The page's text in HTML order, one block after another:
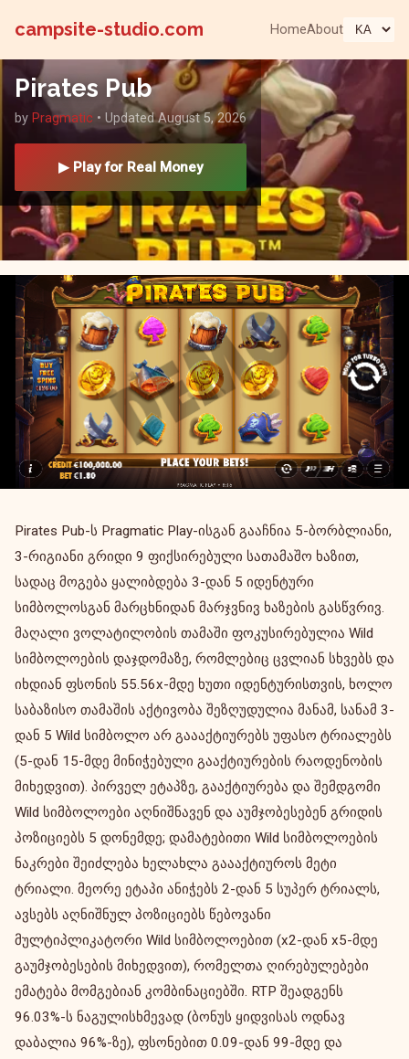
campsite-studio.com HomeAbout
Pirates Pub
by Pragmatic • Updated August 5, 2026
▶ Play for Real Money
Pirates Pub-ს Pragmatic Play-ისგან გააჩნია 5-ბორბლიანი,
3-რიგიანი გრიდი 9 ფიქსირებული სათამაშო ხაზით,
სადაც მოგება ყალიბდება 3-დან 5 იდენტური
სიმბოლოსგან მარცხნიდან მარჯვნივ ხაზების გასწვრივ.
მაღალი ვოლატილობის თამაში ფოკუსირებულია Wild
სიმბოლოების დაჯდომაზე, რომლებიც ცვლიან სხვებს და
იხდიან ფსონის 55.56x-მდე ხუთი იდენტურისთვის, ხოლო
საბაზისო თამაშის აქტივობა შეზღუდულია მანამ, სანამ 3-
დან 5 Wild სიმბოლო არ გაააქტიურებს უფასო ტრიალებს
(5-დან 15-მდე მინიჭებული გააქტიურების რაოდენობის
მიხედვით). პირველ ეტაპზე, გააქტიურება და შემდგომი
Wild სიმბოლოები აღნიშნავენ და აუმჯობესებენ გრიდის
პოზიციებს 5 დონემდე; დამატებითი Wild სიმბოლოების
ნაკრები შეიძლება ხელახლა გაააქტიუროს მეტი
ტრიალი. მეორე ეტაპი ანიჭებს 2-დან 5 სუპერ ტრიალს,
ავსებს აღნიშნულ პოზიციებს წებოვანი
მულტიპლიკატორი Wild სიმბოლოებით (x2-დან x5-მდე
გაუმჯობესების მიხედვით), რომელთა ღირებულებები
ემატება მომგებიან კომბინაციებში. RTP შეადგენს
96.03%-ს ნაგულისხმევად (ბონუს ყიდვისას ოდნავ
დაბალია 96%-ზე), ფსონებით 0.09-დან 99-მდე და